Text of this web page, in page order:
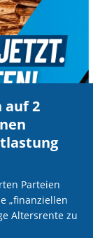
auf 2
Parteien
„finanziellen
Altersrente zu